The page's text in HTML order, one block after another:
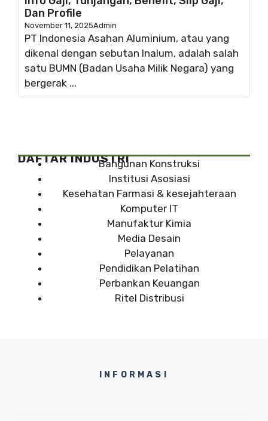
Dan Profile
November 11, 2025Admin
PT Indonesia Asahan Aluminium, atau yang
dikenal dengan sebutan Inalum, adalah salah
satu BUMN (Badan Usaha Milik Negara) yang
bergerak ...
DAFTAR INDUSTRIBangunan Konstruksi
Institusi Asosiasi
Kesehatan Farmasi & kesejahteraan
Komputer IT
Manufaktur Kimia
Media Desain
Pelayanan
Pendidikan Pelatihan
Perbankan Keuangan
Ritel Distribusi
INFORMASI